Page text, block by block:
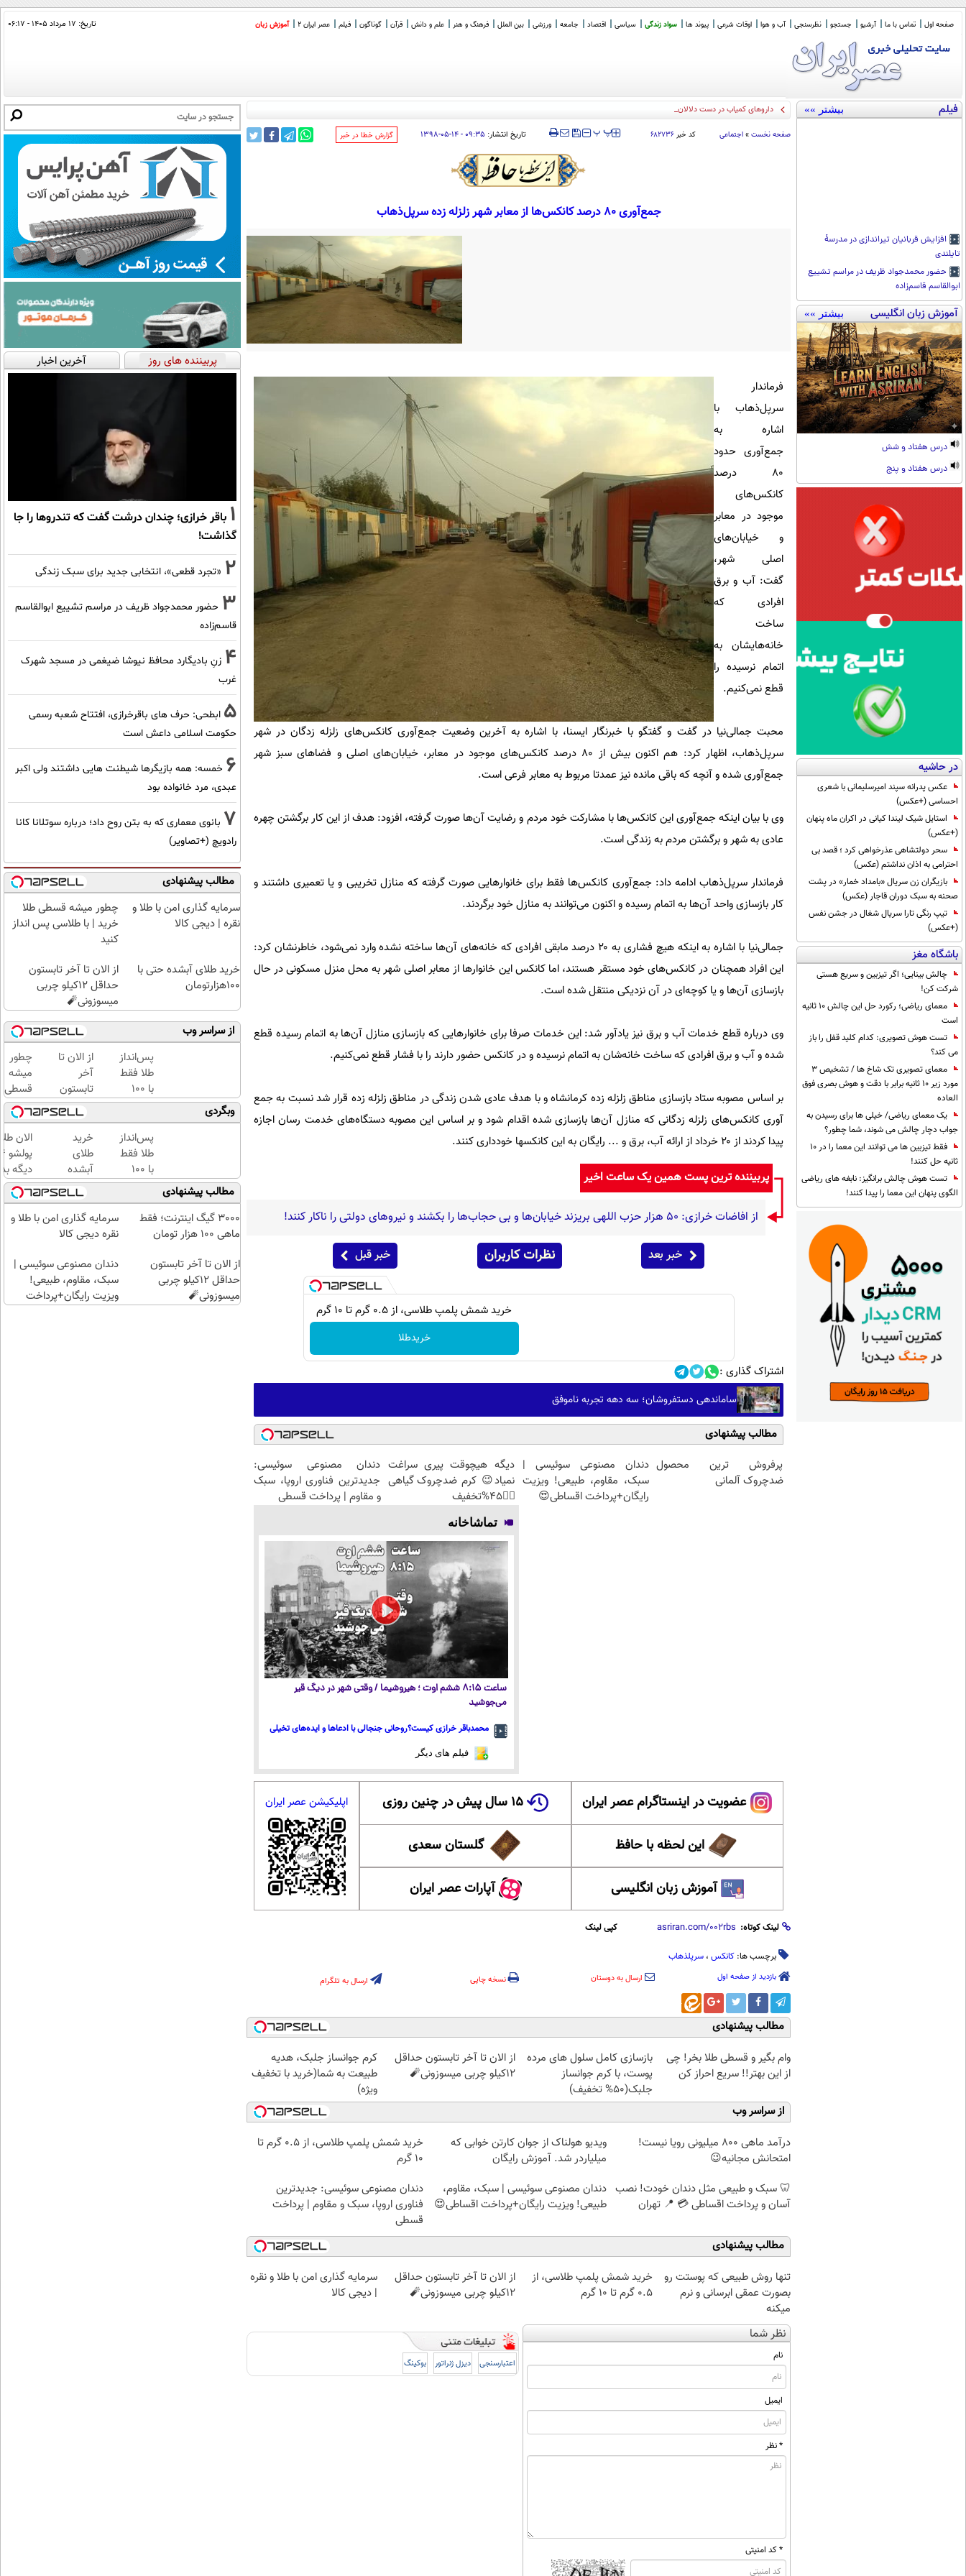
صفحه اول تماس با ما آرشیو جستجو نظرسنجی آب و هوا اوقات شرعی پیوند ها سواد زندگی سیاسی اقتصاد جامعه ورزشی بین الملل فرهنگ و هنر علم و دانش قرآن گوناگون فیلم عصر ایران 2 آموزش زبان تاریخ: ۱۷ مرداد ۱۴۰۵ - ۰۶:۱۷
فیلم بیشتر »»
افزایش قربانیان تیراندازی در مدرسۀ
تایلندی
حضور محمدجواد ظریف در مراسم تشییع
ابوالقاسم قاسم‌زاده
آموزش زبان انگلیسی بیشتر »»
درس هفتاد و شش
درس هفتاد و پنج
در حاشیه
عکس پدرانه سپند امیرسلیمانی با شعری
احساسی (+عکس)
استایل شیک لیندا کیانی در اکران ماه پنهان
(+عکس)
سحر دولتشاهی عذرخواهی کرد ؛ قصد بی
احترامی به اذان نداشتم (عکس)
بازیگران زن سریال «بامداد خمار» در پشت
صحنه به سبک دوران قاجار (عکس)
تیپ رنگی تارا سریال شغال در جشن نفس
(+عکس)
باشگاه مغز
چالش بینایی؛ اگر تیزبین و سریع هستی
شرکت کن!
معمای ریاضی؛ رکورد حل این چالش 10 ثانیه
است
تست هوش تصویری: کدام کلید قفل را باز
می کند؟
معمای تصویری تک شاخ ها / تشخیص 3
مورد زیر 10 ثانیه برابر با دقت و هوش بصری فوق
العاده
یک معمای ریاضی/ خیلی ها برای رسیدن به
جواب دچار چالش می شوند، شما چطور؟
فقط تیزبین ها می توانند این معما را در 10
ثانیه حل کنند!
تست هوش چالش برانگیز: نابغه های ریاضی
الگوی پنهان این معما را پیدا کنند!
داروهای کمیاب در دست دلالان!
صفحه نخست » اجتماعی کد خبر ۶۸۲۷۳۶ ‍‍‍ پ پ تاریخ انتشار: ۰۹:۳۵ - ۱۴-۰۵-۱۳۹۸ ‌گزارش خطا در خبر
جمع‌آوری 80 درصد کانکس‌ها از معابر شهر زلزله زده سرپل‌ذهاب
فرماندار
سرپل‌ذهاب با
اشاره به
جمع‌آوری حدود
۸۰ درصد
کانکس‌های
موجود در معابر
و خیابان‌های
اصلی شهر،
گفت: آب و برق
افرادی که
ساخت
خانه‌هایشان به
اتمام نرسیده را
قطع نمی‌کنیم.
محبت جمالی‌نیا در گفت و گفتگو با خبرنگار ایسنا، با اشاره به آخرین وضعیت جمع‌آوری کانکس‌های زلزله زدگان در شهر
سرپل‌ذهاب، اظهار کرد: هم اکنون بیش از ۸۰ درصد کانکس‌های موجود در معابر، خیابان‌های اصلی و فضا‌های سبز شهر
جمع‌آوری شده و آنچه که باقی مانده نیز عمدتا مربوط به معابر فرعی است.
وی با بیان اینکه جمع‌آوری این کانکس‌ها با مشارکت خود مردم و رضایت آن‌ها صورت گرفته، افزود: هدف از این کار برگشتن چهره
عادی به شهر و برگشتن مردم به زندگی است.
فرماندار سرپل‌ذهاب ادامه داد: جمع‌آوری کانکس‌ها فقط برای خانوار‌هایی صورت گرفته که منازل تخریبی و یا تعمیری داشتند و
کار بازسازی واحد آن‌ها به اتمام رسیده و اکنون می‌توانند به منازل خود برگردند.
جمالی‌نیا با اشاره به اینکه هیچ فشاری به ۲۰ درصد مابقی افرادی که خانه‌های آن‌ها ساخته نشده وارد نمی‌شود، خاطرنشان کرد:
این افراد همچنان در کانکس‌های خود مستقر هستند، اما کانکس این خانوار‌ها از معابر اصلی شهر به محل منزل مسکونی در حال
بازسازی آن‌ها و یا کوچه‌ای در آن نزدیکی منتقل شده است.
وی درباره قطع خدمات آب و برق نیز یادآور شد: این خدمات صرفا برای خانوار‌هایی که بازسازی منازل آن‌ها به اتمام رسیده قطع
شده و آب و برق افرادی که ساخت خانه‌شان به اتمام نرسیده و در کانکس حضور دارند را با فشار قطع نمی‌کنیم.
بر اساس مصوبه ستاد بازسازی مناطق زلزله زده کرمانشاه و با هدف عادی شدن زندگی در مناطق زلزله زده قرار شد نسبت به جمع
آوری کانکس‌های زلزله زدگانی که منازل آن‌ها بازسازی شده اقدام شود و بر اساس این مصوبه دستگاه‌های خدمت رسان اجازه
پیدا کردند از ۲۰ خرداد از ارائه آب، برق و ... رایگان به این کانکس‎ها خودداری کنند.
پربیننده ترین پست همین یک ساعت اخیر
از افاضات خرازی: ۵۰ هزار حزب اللهی بریزند خیابان‌ها و بی حجاب‌ها را بکشند و نیرو‌های دولتی را ناکار کنند!
خبر بعد نظرات کاربران خبر قبل
خرید شمش پلمپ طلاسی، از ۰.۵ گرم تا ۱۰ گرم
خریدطلا
اشتراک گذاری :
ساماندهی دستفروشان؛ سه دهه تجربه ناموفق
مطالب پیشنهادی
پرفروش ترین محصول
ضدچروک آلمانی
دندان مصنوعی سوئیسی |
سبک، مقاوم، طبیعی! ویزیت
رایگان+پرداخت اقساطی😍
دیگه هیچوقت پیری سراغت
نمیاد😉 کرم ضدچروک گیاهی
👈🏻45%تخفیف
دندان مصنوعی سوئیسی:
جدیدترین فناوری اروپا، سبک
و مقاوم | پرداخت قسطی
تماشاخانه
ساعت ۸:۱۵ ششم اوت ؛ هیروشیما / وقتی شهر در دیگ قیر
می‌جوشید
محمدباقر خرازی کیست؟روحانی جنجالی با ادعاها و ایده‌های تخیلی
فیلم های دیگر
عضویت در اینستاگرام عصر ایران ۱۵ سال پیش در چنین روزی
این لحظه با حافظ گلستان سعدی
آموزش زبان انگلیسی آپارات عصر ایران
اپلیکیشن عصر ایران
لینک کوتاه: کپی لینک
برچسب ها: کانکس ، سرپلذهاب
بازدید از صفحه اول ارسال به دوستان نسخه چاپی ارسال به تلگرام
مطالب پیشنهادی
وام بگیر و قسطی طلا بخر! چی
از این بهتر!! سریع احراز کن
بازسازی کامل سلول های مرده
پوست، با کرم جوانساز
جلبک(50% تخفیف)
از الان تا آخر تابستون حداقل
12کیلو چربی میسوزونی🧨
کرم جوانساز جلبک، هدیه
طبیعت به شما(خرید با تخفیف
ویژه)
از سراسر وب
درآمد ماهی 800 میلیونی رویا نیست!
امتحانش مجانیه😉
ویدیو هولناک از جوان کارتن خوابی که
میلیاردر شد. آموزش رایگان
خرید شمش پلمپ طلاسی، از ۰.۵ گرم تا
۱۰ گرم
🦷 سبک و طبیعی مثل دندان خودت! نصب
آسان و پرداخت اقساطی 💳 📍 تهران
دندان مصنوعی سوئیسی | سبک، مقاوم،
طبیعی! ویزیت رایگان+پرداخت اقساطی😍
دندان مصنوعی سوئیسی: جدیدترین
فناوری اروپا، سبک و مقاوم | پرداخت
قسطی
مطالب پیشنهادی
تنها روش طبیعی که پوستت رو
بصورت عمقی ابرسانی و نرم
میکنه
خرید شمش پلمپ طلاسی، از
۰.۵ گرم تا ۱۰ گرم
از الان تا آخر تابستون حداقل
12کیلو چربی میسوزونی🧨
سرمایه گذاری امن با طلا و نقره
| دیجی کالا
نظر شما
نام
ایمیل
* نظر
* کد امنیتی
اعتبارسنجی دیزل ژنراتور بوکینگ
پربیننده های روز آخرین اخبار
1 باقر خرازی؛ چندان درشت گفت که تندروها را جا
گذاشت!
2 «تجرد قطعی»، انتخابی جدید برای سبک زندگی
3 حضور محمدجواد ظریف در مراسم تشییع ابوالقاسم
قاسم‌زاده
4 زنِ بادیگارد محافظ نیوشا ضیغمی در مسجد شهرک
غرب
5 ابطحی: حرف های باقرخرازی، افتتاح شعبه رسمی
حکومت اسلامی داعش است
6 خمسه: همه بازیگرها شیطنت هایی داشتند ولی اکبر
عبدی، مرد خانواده بود
7 بانوی معماری که به بتن روح داد؛ درباره سوتلانا کانا
رادویچ (+تصاویر)
مطالب پیشنهادی
سرمایه گذاری امن با طلا و
نقره | دیجی کالا
چطور میشه قسطی طلا
خرید | با طلاسی پس انداز
کنید
خرید طلای آبشده حتی با
۱۰۰هزارتومان
از الان تا آخر تابستون
حداقل 12کیلو چربی
میسوزونی🧨
از سراسر وب
پس‌انداز
طلا فقط
با ۱۰۰
هزارتومان
(امن و
راحت)
از الان تا
آخر
تابستون
حداقل
12کیلو
چربی
میسوزونی
🧨
چطور
میشه
قسطی
طلا
خرید |
با
طلاسی
پس
انداز
کنید
وبگردی
پس‌انداز
طلا فقط
با ۱۰۰
هزارتومان
(امن و
راحت)
خرید
طلای
آبشده
حتی با
۱۰۰هزارتومان
الان
دیگه
طلا با
بی‌بهره
مطالب پیشنهادی
3000 گیگ اینترنت؛ فقط
ماهی 100 هزار تومان
سرمایه گذاری امن با طلا و
نقره دیجی کالا
از الان تا آخر تابستون
حداقل 12کیلو چربی
میسوزونی🧨
دندان مصنوعی سوئیسی |
سبک، مقاوم، طبیعی!
ویزیت رایگان+پرداخت